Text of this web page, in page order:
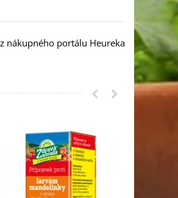
nákupného portálu Heureka